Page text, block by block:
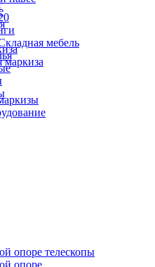
мебель
маркиза
опоре телескопы
опоре